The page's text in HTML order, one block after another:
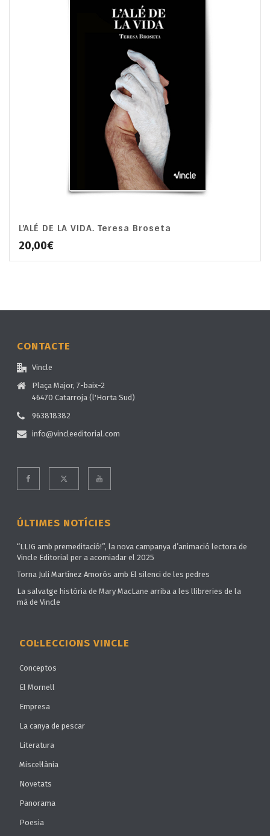
L’ALÉ DE LA VIDA. Teresa Broseta
20,00€
CONTACTE
Vincle
Plaça Major, 7-baix-2
46470 Catarroja (l'Horta Sud)
963818382
info@vincleeditorial.com
ÚLTIMES NOTÍCIES
“LLIG amb premeditació!”, la nova campanya d’animació lectora de
Vincle Editorial per a acomiadar el 2025
Torna Juli Martínez Amorós amb El silenci de les pedres
La salvatge història de Mary MacLane arriba a les llibreries de la
mà de Vincle
COL·LECCIONS VINCLE
Conceptos
El Mornell
Empresa
La canya de pescar
Literatura
Miscel·lània
Novetats
Panorama
Poesia